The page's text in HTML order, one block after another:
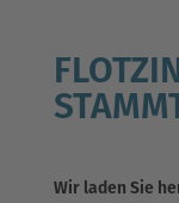
Wir laden Sie